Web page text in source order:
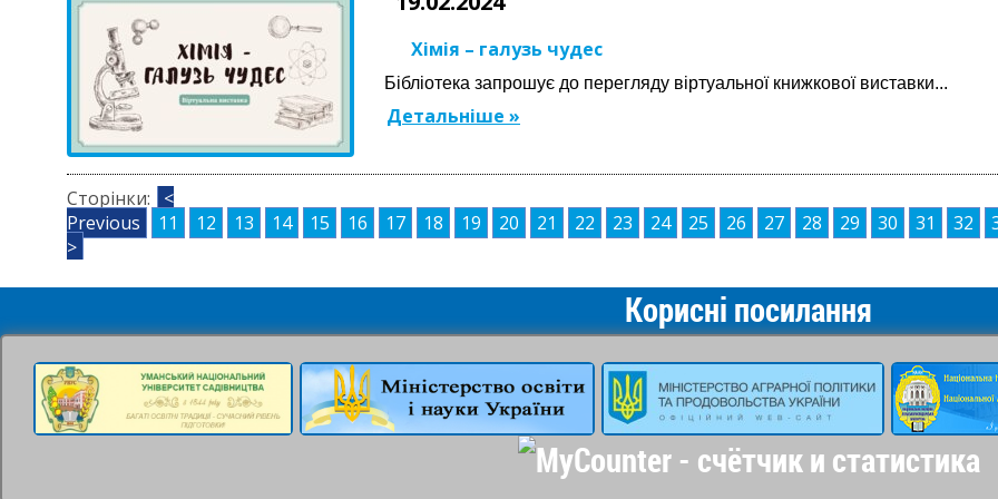
Хімія – галузь чудес
Бібліотека запрошує до перегляду віртуальної книжкової виставки...
Детальніше »
Сторінки:
<
Previous
11 12 13 14 15 16 17 18 19 20 21 22 23 24 25 26 27 28 29 30 31 32
>
Корисні посилання